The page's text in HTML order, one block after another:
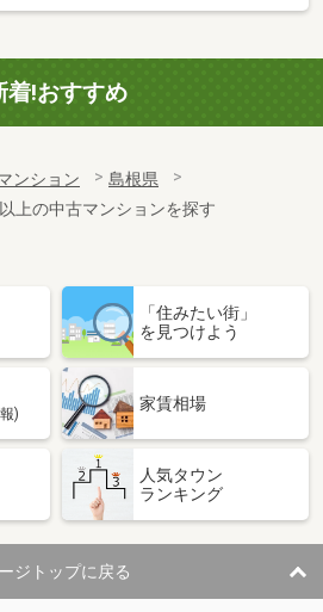
着!おすすめ
ンション
島根県
上の中古マンションを探す
「住みたい街」
を見つけよう
)
家賃相場
人気タウン
ランキング
ジトップに戻る